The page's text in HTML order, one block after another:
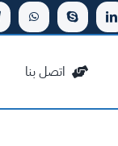
اتصل بنا